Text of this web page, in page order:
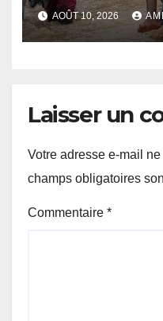
date de
Belges
AOÛT 10, 2026
Laisser un
Votre adresse e-mail
champs obligatoires
Commentaire *